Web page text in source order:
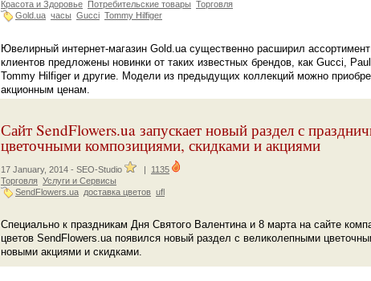
Красота и Здоровье
Потребительские товары Торговля
Gold.ua часы Gucci Tommy Hilfiger
Ювелирный интернет-магазин Gold.ua существенно расширил
клиентов предложены новинки от таких известных брендов, как Gucci,
Tommy Hilfiger и другие. Модели из предыдущих коллекций можно
акционным ценам.
Сайт SendFlowers.ua запускает новый раздел с
цветочными композициями, скидками и акциями
17 January, 2014 - SEO-Studio | 1135
Торговля Услуги и Сервисы
SendFlowers.ua доставка цветов ufl
Специально к праздникам Дня Святого Валентина и 8 марта на сайте
цветов SendFlowers.ua появился новый раздел с великолепными
новыми акциями и скидками.